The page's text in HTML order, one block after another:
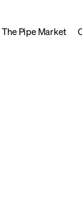
The Pipe Market